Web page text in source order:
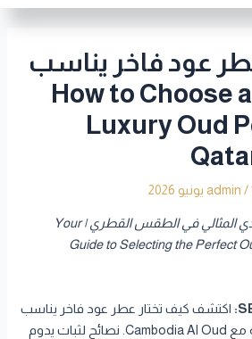
عود فاخر يناسب
أجواء قطر | How to Choose a
Luxury Oud
admin /
دليلك لاختيار العطر العودي المثالي في الطقس القطري | Your
Guide to Selecting the Perfect
اكتشف كيف تختار عطر عود فاخر يناسب
أجواء قطر الحارة والرطبة مع Cambodia Al Oud. نصائح لثبات يدوم